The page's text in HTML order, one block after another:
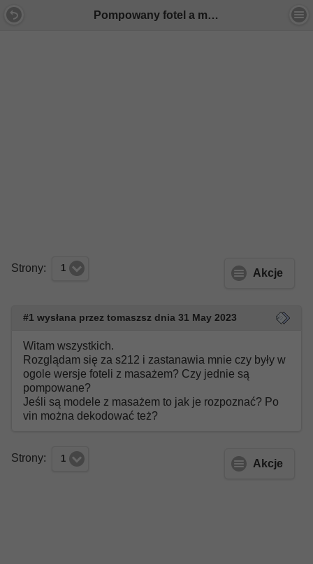
Pompowany fotel a masaż? - Forum Mercedes E-Klasa
Strony: 1 Akcje
#1 wysłana przez tomaszsz dnia 31 May 2023
Witam wszystkich.
Rozglądam się za s212 i zastanawia mnie czy były w
ogole wersje foteli z masażem? Czy jednie są
pompowane?
Jeśli są modele z masażem to jak je rozpoznać? Po
vin można dekodować też?
Strony: 1 Akcje